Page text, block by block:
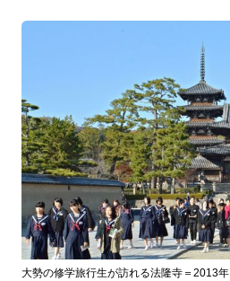
大勢の修学旅行生が訪れる法隆寺＝2013年